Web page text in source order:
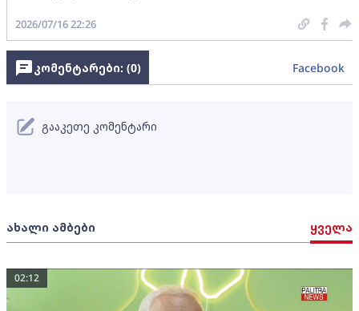
2026/07/16 22:26
ახალი ამბები ყველა
02:12
კომენტარები: (0) Facebook
გააკეთე კომენტარი